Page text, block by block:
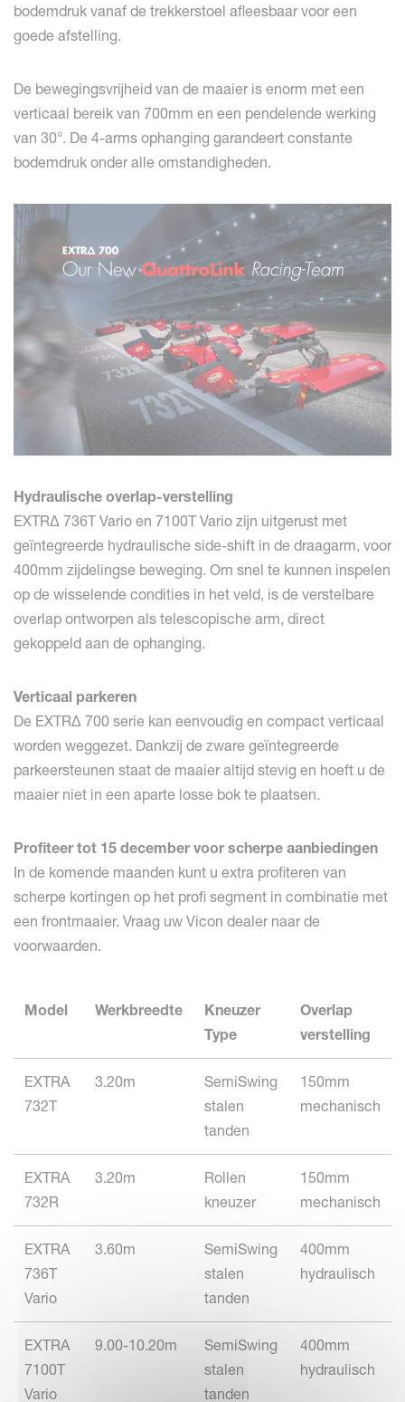
bodemdruk vanaf de trekkerstoel afleesbaar voor een
goede afstelling.
De bewegingsvrijheid van de maaier is enorm met een
verticaal bereik van 700mm en een pendelende werking
van 30°. De 4-arms ophanging garandeert constante
bodemdruk onder alle omstandigheden.
Hydraulische overlap-verstelling
EXTRΔ 736T Vario en 7100T Vario zijn uitgerust met
geïntegreerde hydraulische side-shift in de draagarm, voor
400mm zijdelingse beweging. Om snel te kunnen inspelen
op de wisselende condities in het veld, is de verstelbare
overlap ontworpen als telescopische arm, direct
gekoppeld aan de ophanging.
Verticaal parkeren
De EXTRΔ 700 serie kan eenvoudig en compact verticaal
worden weggezet. Dankzij de zware geïntegreerde
parkeersteunen staat de maaier altijd stevig en hoeft u de
maaier niet in een aparte losse bok te plaatsen.
Profiteer tot 15 december voor scherpe aanbiedingen
In de komende maanden kunt u extra profiteren van
scherpe kortingen op het profi segment in combinatie met
een frontmaaier. Vraag uw Vicon dealer naar de
voorwaarden.
Model Werkbreedte
Kneuzer
Type
Overlap
verstelling
EXTRA
732T
3.20m
SemiSwing
stalen
tanden
150mm
mechanisch
EXTRA
732R
3.20m
Rollen
kneuzer
150mm
mechanisch
EXTRA
736T
Vario
3.60m
SemiSwing
stalen
tanden
400mm
hydraulisch
EXTRA
7100T
Vario
9.00-10.20m
SemiSwing
stalen
tanden
400mm
hydraulisch